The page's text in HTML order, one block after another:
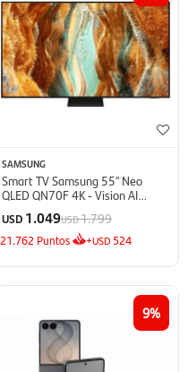
SAMSUNG
Smart TV Samsung 55'' Neo
QLED QN70F 4K - Vision AI
USD 1.049USD1.799
21.762 Puntos +USD 524
9